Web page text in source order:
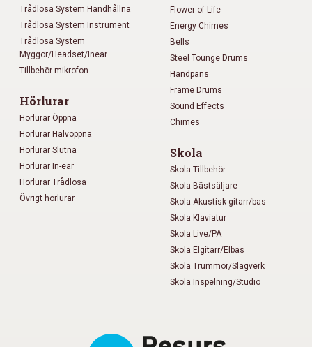
Trådlösa System Handhållna
Trådlösa System Instrument
Trådlösa System
Myggor/Headset/Inear
Tillbehör mikrofon
Hörlurar
Hörlurar Öppna
Hörlurar Halvöppna
Hörlurar Slutna
Hörlurar In-ear
Hörlurar Trådlösa
Övrigt hörlurar
Flower of Life
Energy Chimes
Bells
Steel Tounge Drums
Handpans
Frame Drums
Sound Effects
Chimes
Skola
Skola Tillbehör
Skola Bästsäljare
Skola Akustisk gitarr/bas
Skola Klaviatur
Skola Live/PA
Skola Elgitarr/Elbas
Skola Trummor/Slagverk
Skola Inspelning/Studio